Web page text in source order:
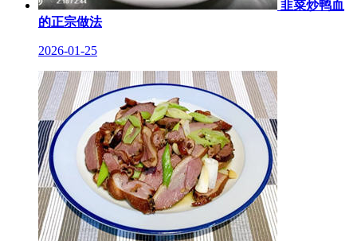
韭菜炒鸭血
的正宗做法
2026-01-25